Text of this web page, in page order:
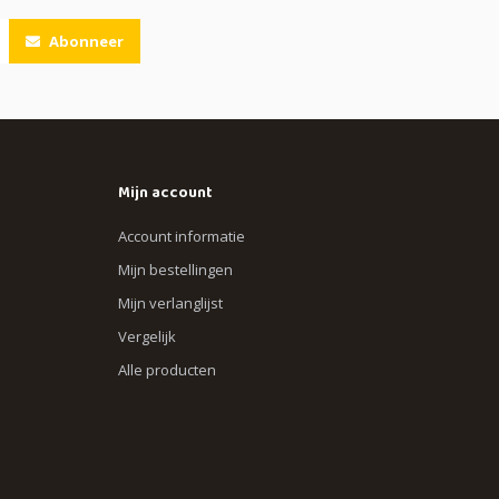
Abonneer
Mijn account
Account informatie
Mijn bestellingen
Mijn verlanglijst
Vergelijk
Alle producten